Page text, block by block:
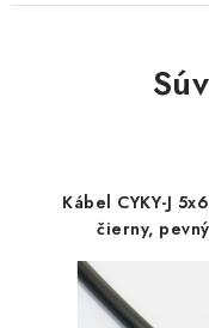
Kábel CYKY-J
čierny, pevný